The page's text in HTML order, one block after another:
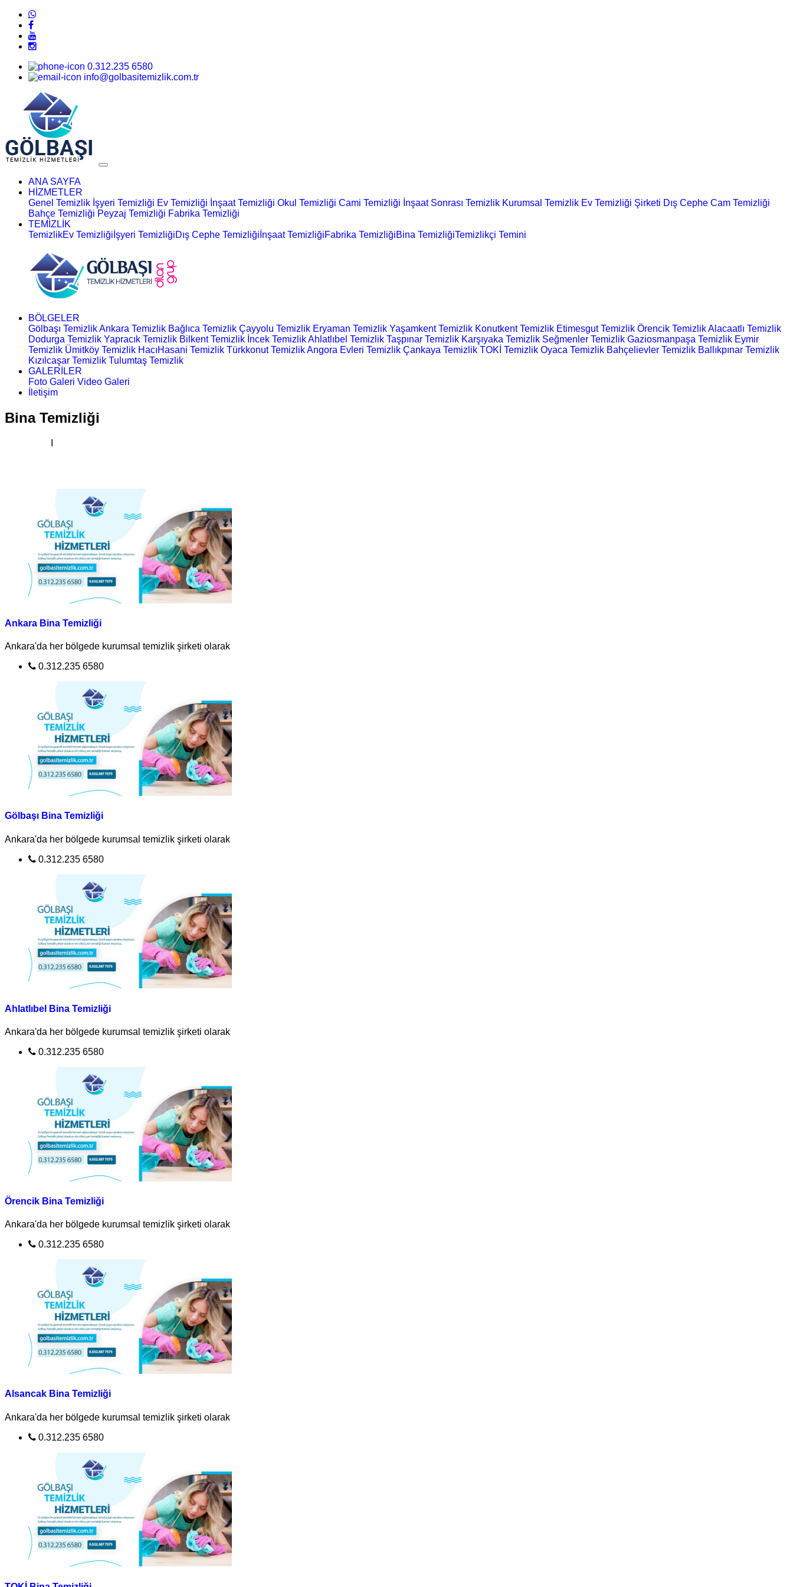
0.312.235 6580
info@golbasitemizlik.com.tr
ANA SAYFA
HİZMETLER
Genel Temizlik İşyeri Temizliği Ev Temizliği İnşaat Temizliği Okul Temizliği Cami Temizliği İnşaat Sonrası Temizlik Kurumsal Temizlik Ev Temizliği Şirketi Dış Cephe Cam Temizliği
Bahçe Temizliği Peyzaj Temizliği Fabrika Temizliği
TEMİZLİK
TemizlikEv Temizliği İşyeri TemizliğiDış Cephe Temizliği İnşaat TemizliğiFabrika TemizliğiBina TemizliğiTemizlikçi Temini
BÖLGELER
Gölbaşı TemizlikAnkara Temizlik Bağlıca Temizlik Çayyolu Temizlik Eryaman Temizlik Yaşamkent Temizlik Konutkent Temizlik Etimesgut Temizlik Örencik TemizlikAlacaatlı Temizlik
Dodurga Temizlik Yapracık Temizlik Bilkent Temizlik İncek TemizlikAhlatlıbel Temizlik Taşpınar Temizlik Karşıyaka Temizlik Seğmenler Temizlik Gaziosmanpaşa Temizlik Eymir
Temizlik Ümitköy Temizlik HacıHasani Temizlik Türkkonut TemizlikAngora Evleri Temizlik Çankaya Temizlik TOKİ Temizlik Oyaca Temizlik Bahçelievler Temizlik Ballıkpınar Temizlik
Kızılcaşar Temizlik Tulumtaş Temizlik
GALERİLER
Foto Galeri Video Galeri
İletişim
Bina Temizliği
Ankara Bina Temizliği
Ankara'da her bölgede kurumsal temizlik şirketi olarak
0.312.235 6580
Gölbaşı Bina Temizliği
Ankara'da her bölgede kurumsal temizlik şirketi olarak
0.312.235 6580
Ahlatlıbel Bina Temizliği
Ankara'da her bölgede kurumsal temizlik şirketi olarak
0.312.235 6580
Örencik Bina Temizliği
Ankara'da her bölgede kurumsal temizlik şirketi olarak
0.312.235 6580
Alsancak Bina Temizliği
Ankara'da her bölgede kurumsal temizlik şirketi olarak
0.312.235 6580